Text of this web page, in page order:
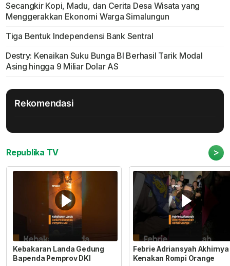
Secangkir Kopi, Madu, dan Cerita Desa Wisata yang
Menggerakkan Ekonomi Warga Simalungun
Tiga Bentuk Independensi Bank Sentral
Destry: Kenaikan Suku Bunga BI Berhasil Tarik Modal
Asing hingga 9 Miliar Dolar AS
Rekomendasi
Republika TV >
Kebakaran Landa Gedung
Bapenda Pemprov DKI
Febrie Adriansyah Akhirnya
Kenakan Rompi Orange